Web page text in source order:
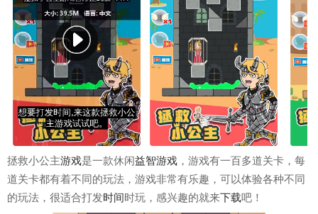
拯救小公主游戏是一款休闲益智游戏 ，游戏有一百多道关卡，每
道关卡都有着不同的玩法，游戏非常有乐趣，可以体验各种不同
的玩法，很适合打发时间时玩，感兴趣的就来下载吧！